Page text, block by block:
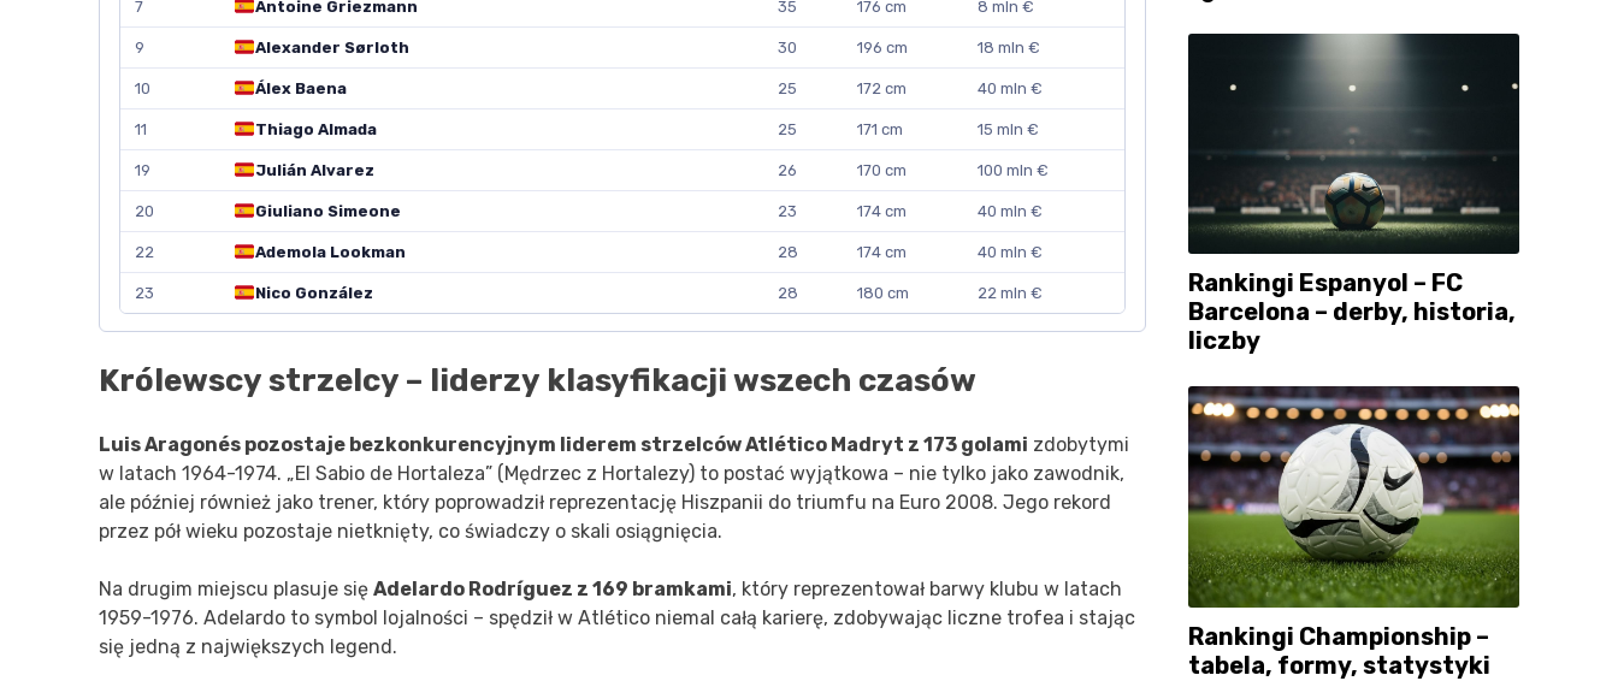
7 Antoine Griezmann 35 176 cm 8 mln €
9 Alexander Sørloth 30 196 cm 18 mln €
10 Álex Baena 25 172 cm 40 mln €
11 Thiago Almada 25 171 cm 15 mln €
19 Julián Alvarez 26 170 cm 100 mln €
20 Giuliano Simeone 23 174 cm 40 mln €
22 Ademola Lookman 28 174 cm 40 mln €
23 Nico González 28 180 cm 22 mln €
Królewscy strzelcy – liderzy klasyfikacji wszech czasów
Luis Aragonés pozostaje bezkonkurencyjnym liderem strzelców Atlético Madryt z 173 golami zdobytymi
w latach 1964-1974. „El Sabio de Hortaleza” (Mędrzec z Hortalezy) to postać wyjątkowa – nie tylko jako zawodnik,
ale później również jako trener, który poprowadził reprezentację Hiszpanii do triumfu na Euro 2008. Jego rekord
przez pół wieku pozostaje nietknięty, co świadczy o skali osiągnięcia.
Na drugim miejscu plasuje się Adelardo Rodríguez z 169 bramkami, który reprezentował barwy klubu w latach
1959-1976. Adelardo to symbol lojalności – spędził w Atlético niemal całą karierę, zdobywając liczne trofea i stając
się jedną z największych legend.
Rankingi Espanyol – FC
Barcelona – derby, historia,
liczby
Rankingi Championship –
tabela, formy, statystyki